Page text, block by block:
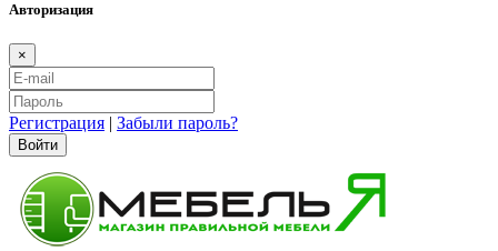
Авторизация
×
Регистрация | Забыли пароль?
Войти